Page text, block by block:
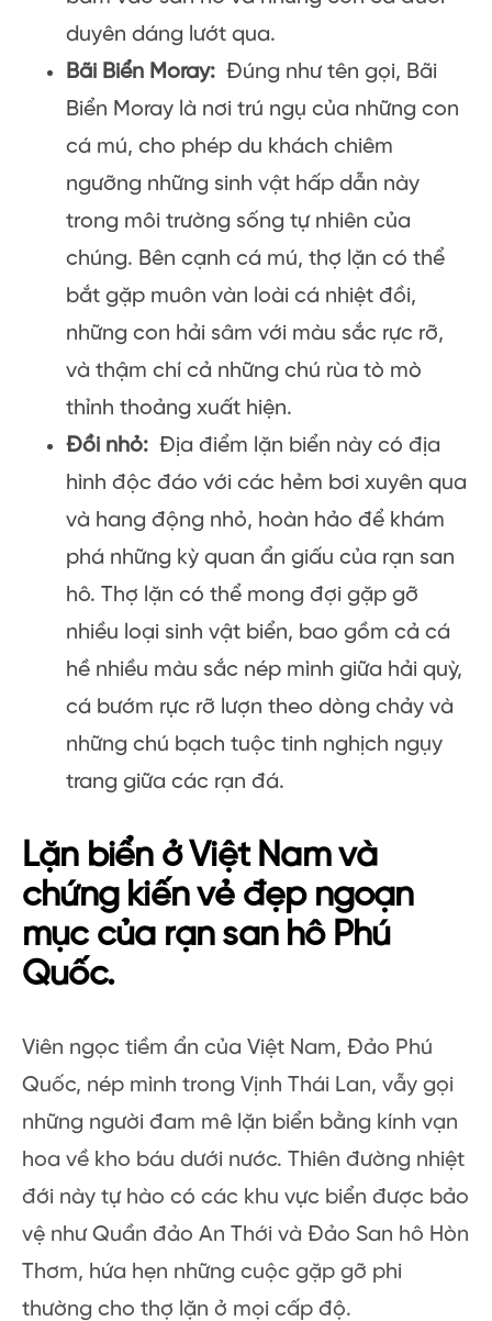
duyên dáng lướt qua.
Bãi Biển Moray: Đúng như tên gọi, Bãi
Biển Moray là nơi trú ngụ của những con
cá mú, cho phép du khách chiêm
ngưỡng những sinh vật hấp dẫn này
trong môi trường sống tự nhiên của
chúng. Bên cạnh cá mú, thợ lặn có thể
bắt gặp muôn vàn loài cá nhiệt đồi,
những con hải sâm với màu sắc rực rỡ,
và thậm chí cả những chú rùa tò mò
thỉnh thoảng xuất hiện.
Đồi nhỏ: Địa điểm lặn biển này có địa
hình độc đáo với các hẻm bơi xuyên qua
và hang động nhỏ, hoàn hảo để khám
phá những kỳ quan ẩn giấu của rạn san
hô. Thợ lặn có thể mong đợi gặp gỡ
nhiều loại sinh vật biển, bao gồm cả cá
hề nhiều màu sắc nép mình giữa hải quỳ,
cá bướm rực rỡ lượn theo dòng chảy và
những chú bạch tuộc tinh nghịch ngụy
trang giữa các rạn đá.
Lặn biển ở Việt Nam và
chứng kiến ​​vẻ đẹp ngoạn
mục của rạn san hô Phú
Quốc.
Viên ngọc tiềm ẩn của Việt Nam, Đảo Phú
Quốc, nép mình trong Vịnh Thái Lan, vẫy gọi
những người đam mê lặn biển bằng kính vạn
hoa về kho báu dưới nước. Thiên đường nhiệt
đới này tự hào có các khu vực biển được bảo
vệ như Quần đảo An Thới và Đảo San hô Hòn
Thơm, hứa hẹn những cuộc gặp gỡ phi
thường cho thợ lặn ở mọi cấp độ.